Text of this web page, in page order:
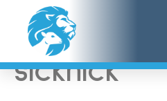
Étiquette :
sicknick